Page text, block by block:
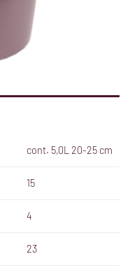
cont. 5,0L 20-25 cm
15
4
23